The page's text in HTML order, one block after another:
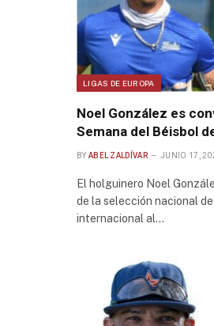
LIGAS DE EUROPA
Noel González es
Semana del Béisbol
BY ABEL ZALDÍVAR JUNIO 17,
El holguinero Noel
de la selección nacional
internacional al…